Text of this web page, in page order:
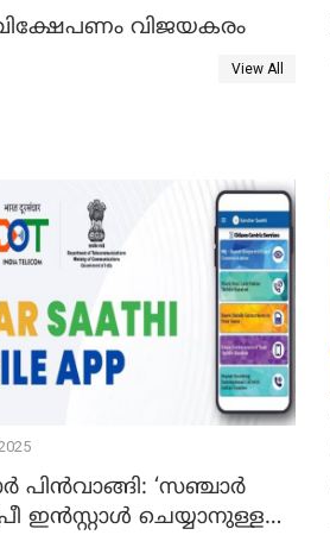
വിക്ഷേപണം വിജയകരം
View All
പിൻവാങ്ങി: ‘സഞ്ചാർ
ഇൻസ്റ്റാൾ ചെയ്യാനുള്ള